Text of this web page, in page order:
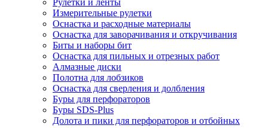
Рулетки и ленты
Измерительные рулетки
Оснастка и расходные материалы
Оснастка для заворачивания и откручивания
Биты и наборы бит
Оснастка для пильных и отрезных работ
Алмазные диски
Полотна для лобзиков
Оснастка для сверления и долбления
Буры для перфораторов
Буры SDS-Plus
Долота и пики для перфораторов и отбойных